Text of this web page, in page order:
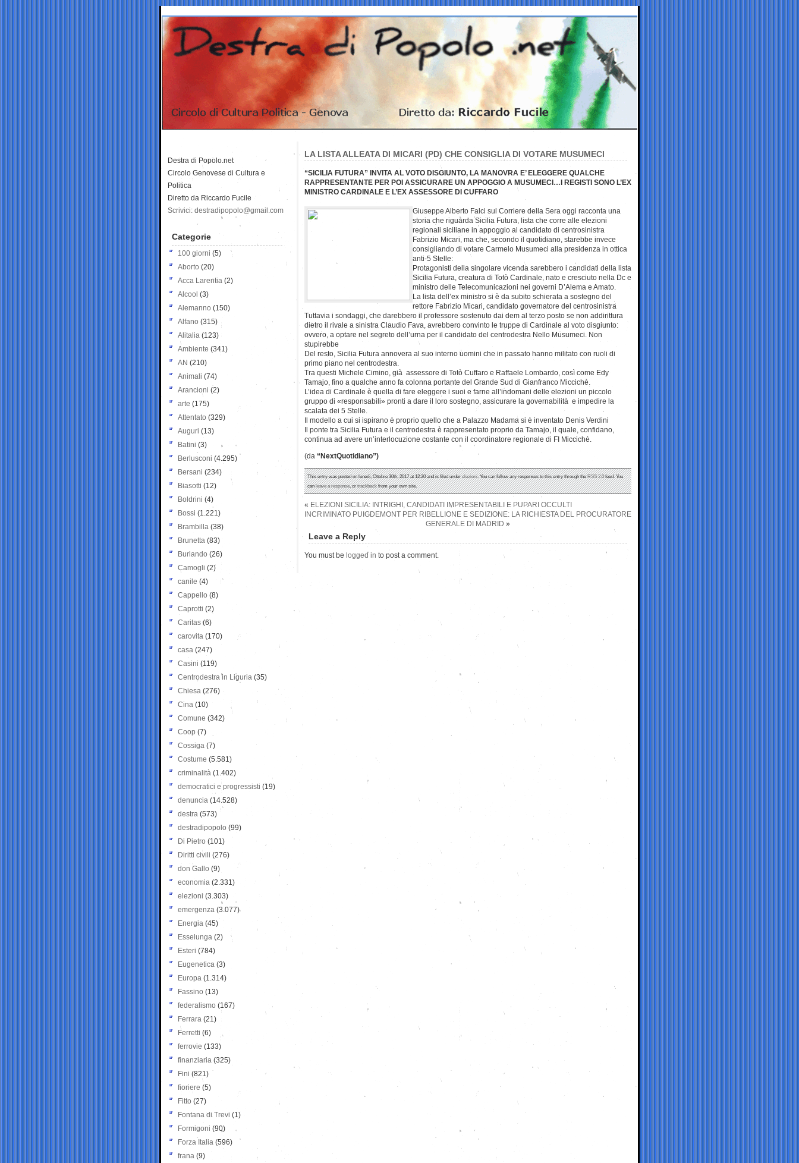
LA LISTA ALLEATA DI MICARI (PD) CHE CONSIGLIA DI VOTARE MUSUMECI
“SICILIA FUTURA” INVITA AL VOTO DISGIUNTO, LA MANOVRA E’ ELEGGERE QUALCHE
RAPPRESENTANTE PER POI ASSICURARE UN APPOGGIO A MUSUMECI…I REGISTI SONO L’EX
MINISTRO CARDINALE E L’EX ASSESSORE DI CUFFARO
Giuseppe Alberto Falci sul Corriere della Sera oggi racconta una
storia che riguarda Sicilia Futura, lista che corre alle elezioni
regionali siciliane in appoggio al candidato di centrosinistra
Fabrizio Micari, ma che, secondo il quotidiano, starebbe invece
consigliando di votare Carmelo Musumeci alla presidenza in ottica
anti-5 Stelle:
Protagonisti della singolare vicenda sarebbero i candidati della lista
Sicilia Futura, creatura di Totò Cardinale, nato e cresciuto nella Dc e
ministro delle Telecomunicazioni nei governi D’Alema e Amato.
La lista dell’ex ministro si è da subito schierata a sostegno del
rettore Fabrizio Micari, candidato governatore del centrosinistra
Tuttavia i sondaggi, che darebbero il professore sostenuto dai dem al terzo posto se non addirittura
dietro il rivale a sinistra Claudio Fava, avrebbero convinto le truppe di Cardinale al voto disgiunto:
ovvero, a optare nel segreto dell’urna per il candidato del centrodestra Nello Musumeci. Non
stupirebbe
Del resto, Sicilia Futura annovera al suo interno uomini che in passato hanno militato con ruoli di
primo piano nel centrodestra.
Tra questi Michele Cimino, già assessore di Totò Cuffaro e Raffaele Lombardo, così come Edy
Tamajo, fino a qualche anno fa colonna portante del Grande Sud di Gianfranco Miccichè.
L’idea di Cardinale è quella di fare eleggere i suoi e farne all’indomani delle elezioni un piccolo
gruppo di «responsabili» pronti a dare il loro sostegno, assicurare la governabilità e impedire la
scalata dei 5 Stelle.
Il modello a cui si ispirano è proprio quello che a Palazzo Madama si è inventato Denis Verdini
Il ponte tra Sicilia Futura e il centrodestra è rappresentato proprio da Tamajo, il quale, confidano,
continua ad avere un’interlocuzione costante con il coordinatore regionale di FI Miccichè.
(da “NextQuotidiano”)
This entry was posted on lunedì, Ottobre 30th, 2017 at 12:20 and is filed underelezioni. You can follow any responses to this entry through theRSS 2.0feed. You
canleave a response, ortrackbackfrom your own site.
« ELEZIONI SICILIA: INTRIGHI, CANDIDATI IMPRESENTABILI E PUPARI OCCULTI
INCRIMINATO PUIGDEMONT PER RIBELLIONE E SEDIZIONE: LA RICHIESTA DEL PROCURATORE
GENERALE DI MADRID »
Leave a Reply
You must be logged in to post a comment.
Destra di Popolo.net
Circolo Genovese di Cultura e
Politica
Diretto da Riccardo Fucile
Scrivici: destradipopolo@gmail.com
Categorie
100 giorni (5)
Aborto (20)
Acca Larentia (2)
Alcool (3)
Alemanno (150)
Alfano (315)
Alitalia (123)
Ambiente (341)
AN (210)
Animali (74)
Arancioni (2)
arte (175)
Attentato (329)
Auguri (13)
Batini (3)
Berlusconi (4.295)
Bersani (234)
Biasotti (12)
Boldrini (4)
Bossi (1.221)
Brambilla (38)
Brunetta (83)
Burlando (26)
Camogli (2)
canile (4)
Cappello (8)
Caprotti (2)
Caritas (6)
carovita (170)
casa (247)
Casini (119)
Centrodestra in Liguria (35)
Chiesa (276)
Cina (10)
Comune (342)
Coop (7)
Cossiga (7)
Costume (5.581)
criminalità (1.402)
democratici e progressisti (19)
denuncia (14.528)
destra (573)
destradipopolo (99)
Di Pietro (101)
Diritti civili (276)
don Gallo (9)
economia (2.331)
elezioni (3.303)
emergenza (3.077)
Energia (45)
Esselunga (2)
Esteri (784)
Eugenetica (3)
Europa (1.314)
Fassino (13)
federalismo (167)
Ferrara (21)
Ferretti (6)
ferrovie (133)
finanziaria (325)
Fini (821)
fioriere (5)
Fitto (27)
Fontana di Trevi (1)
Formigoni (90)
Forza Italia (596)
frana (9)